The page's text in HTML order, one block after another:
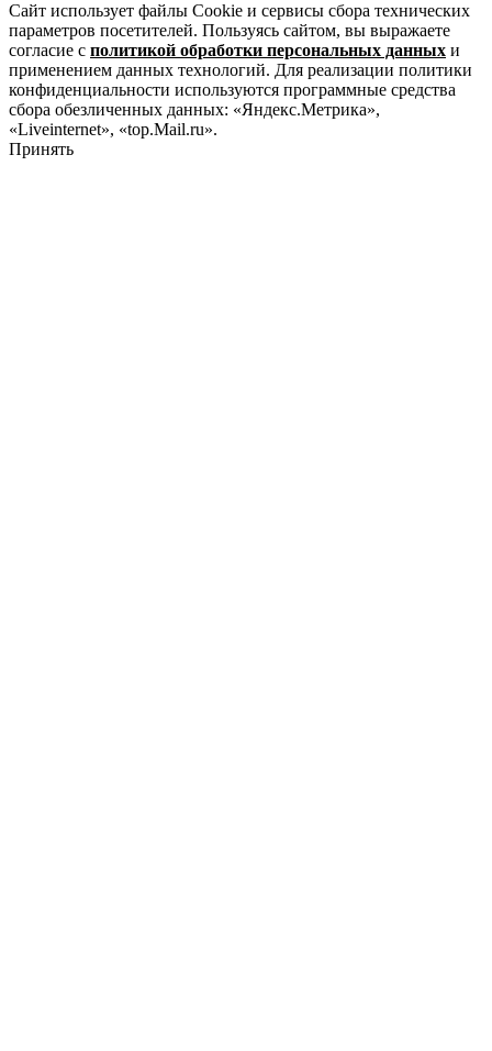
Сайт использует файлы Cookie и сервисы сбора технических
параметров посетителей. Пользуясь сайтом, вы выражаете
согласие с политикой обработки персональных данных и
применением данных технологий. Для реализации политики
конфиденциальности используются программные средства
сбора обезличенных данных: «Яндекс.Метрика»,
«Liveinternet», «top.Mail.ru».
Принять